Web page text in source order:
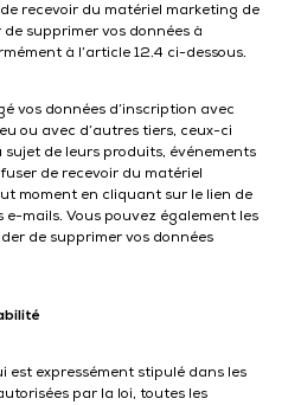
recevoir du matériel marketing de
supprimer vos données à
à l’article 12.4 ci-dessous.
vos données d’inscription avec
ou avec d’autres tiers, ceux-ci
de leurs produits, événements
de recevoir du matériel
moment en cliquant sur le lien de
mails. Vous pouvez également les
de supprimer vos données
est expressément stipulé dans les
par la loi, toutes les